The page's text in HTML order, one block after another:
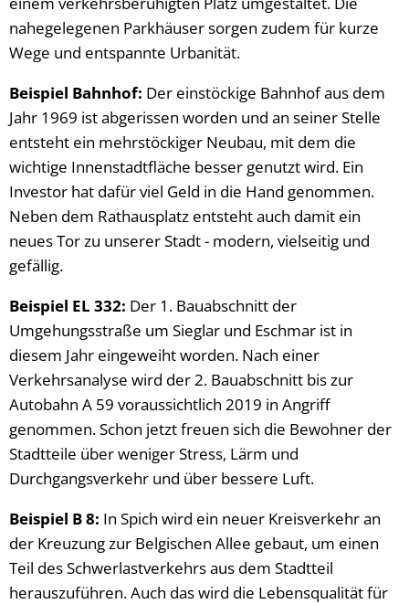
nahegelegenen Parkhäuser sorgen zudem für kurze
Wege und entspannte Urbanität.
Beispiel Bahnhof: Der einstöckige Bahnhof aus dem
Jahr 1969 ist abgerissen worden und an seiner Stelle
entsteht ein mehrstöckiger Neubau, mit dem die
wichtige Innenstadtfläche besser genutzt wird. Ein
Investor hat dafür viel Geld in die Hand genommen.
Neben dem Rathausplatz entsteht auch damit ein
neues Tor zu unserer Stadt - modern, vielseitig und
gefällig.
Beispiel EL 332: Der 1. Bauabschnitt der
Umgehungsstraße um Sieglar und Eschmar ist in
diesem Jahr eingeweiht worden. Nach einer
Verkehrsanalyse wird der 2. Bauabschnitt bis zur
Autobahn A 59 voraussichtlich 2019 in Angriff
genommen. Schon jetzt freuen sich die Bewohner der
Stadtteile über weniger Stress, Lärm und
Durchgangsverkehr und über bessere Luft.
Beispiel B 8: In Spich wird ein neuer Kreisverkehr an
der Kreuzung zur Belgischen Allee gebaut, um einen
Teil des Schwerlastverkehrs aus dem Stadtteil
herauszuführen. Auch das wird die Lebensqualität für